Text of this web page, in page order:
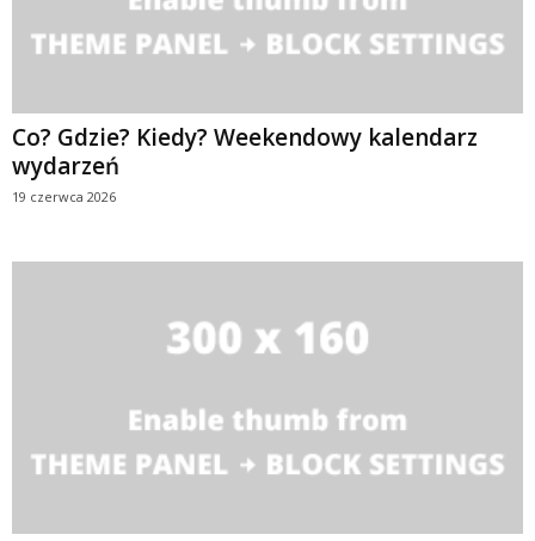
Co? Gdzie? Kiedy? Weekendowy kalendarz
wydarzeń
19 czerwca 2026